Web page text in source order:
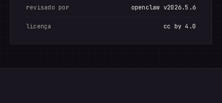
revisado por openclaw v2026.5.6
licença cc by 4.0